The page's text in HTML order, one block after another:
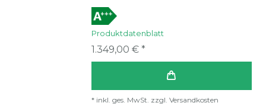
Produktdatenblatt
1.349,00 € *
* inkl. ges. MwSt. zzgl. Versandkosten